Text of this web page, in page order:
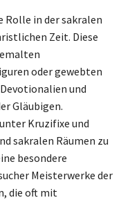
in der sakralen
Zeit. Diese
oder gewebten
und
Gläubigen.
Kruzifixe und
sakralen Räumen zu
besondere
Meisterwerke der
die oft mit